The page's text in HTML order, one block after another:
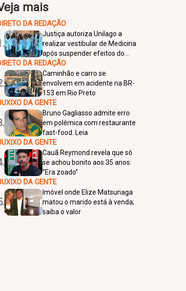
mais
DA REDAÇÃO
Justiça autoriza Unilago a
realizar vestibular de Medicina
após suspender efeitos do
Enamed 2025
DA REDAÇÃO
Caminhão e carro se
envolvem em acidente na BR-
153 em Rio Preto
DA GENTE
Bruno Gagliasso admite erro
em polêmica com restaurante
fast-food. Leia
DA GENTE
Cauã Reymond revela que só
se achou bonito aos 35 anos:
“Era zoado”
DA GENTE
Imóvel onde Elize Matsunaga
matou o marido está à venda;
saiba o valor